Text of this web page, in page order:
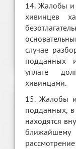
14. Жалобы и
хивинцев
случае
подданных
уплате
хивинцами.
15. Жалобы
подданных,
находятся